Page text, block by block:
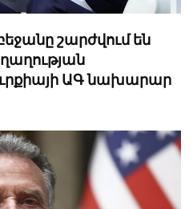
շարժվում են
ԱԳ նախարար